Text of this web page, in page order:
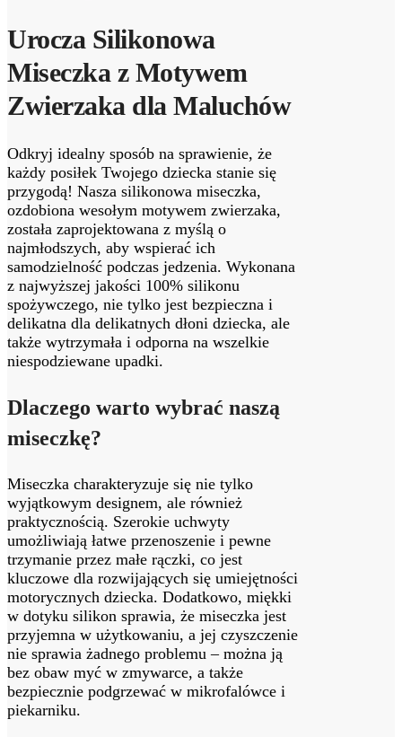
Urocza Silikonowa
Miseczka z Motywem
Zwierzaka dla Maluchów
Odkryj idealny sposób na sprawienie, że
każdy posiłek Twojego dziecka stanie się
przygodą! Nasza silikonowa miseczka,
ozdobiona wesołym motywem zwierzaka,
została zaprojektowana z myślą o
najmłodszych, aby wspierać ich
samodzielność podczas jedzenia. Wykonana
z najwyższej jakości 100% silikonu
spożywczego, nie tylko jest bezpieczna i
delikatna dla delikatnych dłoni dziecka, ale
także wytrzymała i odporna na wszelkie
niespodziewane upadki.
Dlaczego warto wybrać naszą
miseczkę?
Miseczka charakteryzuje się nie tylko
wyjątkowym designem, ale również
praktycznością. Szerokie uchwyty
umożliwiają łatwe przenoszenie i pewne
trzymanie przez małe rączki, co jest
kluczowe dla rozwijających się umiejętności
motorycznych dziecka. Dodatkowo, miękki
w dotyku silikon sprawia, że miseczka jest
przyjemna w użytkowaniu, a jej czyszczenie
nie sprawia żadnego problemu – można ją
bez obaw myć w zmywarce, a także
bezpiecznie podgrzewać w mikrofalówce i
piekarniku.